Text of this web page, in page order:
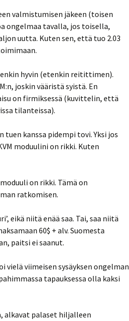
valmistumisen jäkeen (toisen
ongelmaa tavalla, jos toisella,
uutta. Kuten sen, että tuo 2.03
hyvin (etenkin reitittimen).
joskin vääristä syistä. En
on firmiksessä (kuvittelin, että
tilanteissa).
kanssa pidempi tovi. Yksi jos
moduulini on rikki. Kuten
on rikki. Tämä on
ratkomisen.
eikä niitä enää saa. Tai, saa niitä
60$ + alv. Suomesta
paitsi ei saanut.
viimeisen sysäyksen ongelman
tapauksessa olla kaksi
alkavat palaset hiljalleen